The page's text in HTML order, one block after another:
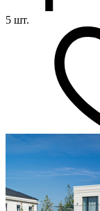
5 шт.